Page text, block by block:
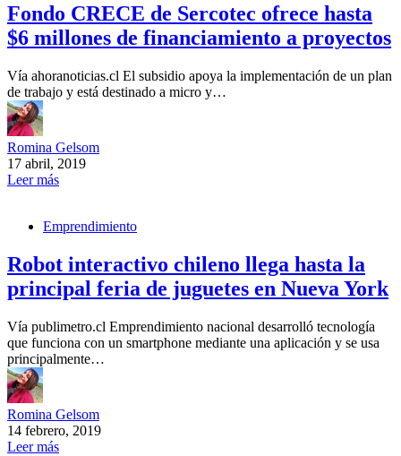
Fondo CRECE de Sercotec ofrece hasta
$6 millones de financiamiento a proyectos
Vía ahoranoticias.cl El subsidio apoya la implementación de un plan
de trabajo y está destinado a micro y…
Romina Gelsom
17 abril, 2019
Leer más
Emprendimiento
Robot interactivo chileno llega hasta la
principal feria de juguetes en Nueva York
Vía publimetro.cl Emprendimiento nacional desarrolló tecnología
que funciona con un smartphone mediante una aplicación y se usa
principalmente…
Romina Gelsom
14 febrero, 2019
Leer más